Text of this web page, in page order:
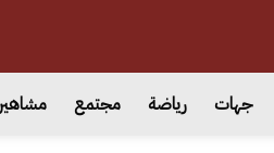
جهات رياضة مجتمع مشاهير